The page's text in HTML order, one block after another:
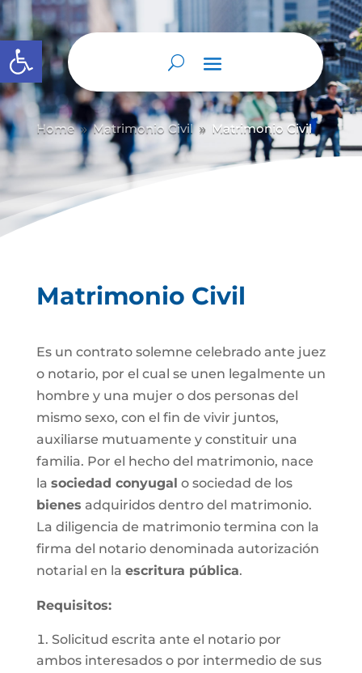
Abrir barra de herramientas
Home 9 Matrimonio Civil 9 Matrimonio Civil
Matrimonio Civil
Es un contrato solemne celebrado ante juez
o notario, por el cual se unen legalmente un
hombre y una mujer o dos personas del
mismo sexo, con el fin de vivir juntos,
auxiliarse mutuamente y constituir una
familia. Por el hecho del matrimonio, nace
la sociedad conyugal o sociedad de los
bienes adquiridos dentro del matrimonio.
La diligencia de matrimonio termina con la
firma del notario denominada autorización
notarial en la escritura pública.
Requisitos:
Solicitud escrita ante el notario por
ambos interesados o por intermedio de sus